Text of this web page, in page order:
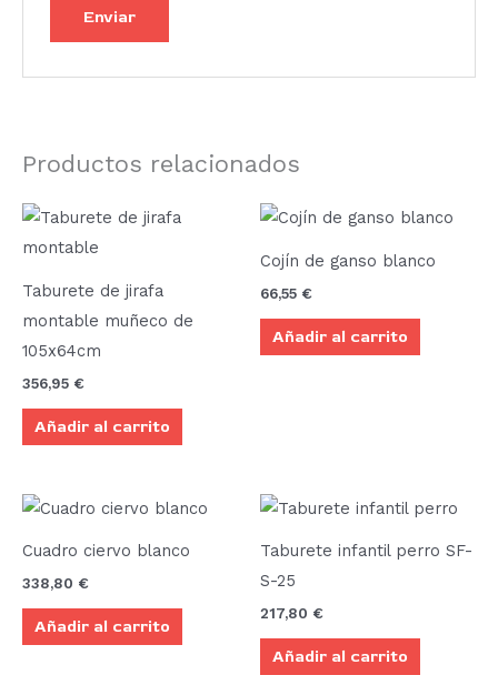
Productos relacionados
Taburete de jirafa
montable muñeco de
105x64cm
356,95 €
Añadir al carrito
Cojín de ganso blanco
66,55 €
Añadir al carrito
Cuadro ciervo blanco
338,80 €
Añadir al carrito
Taburete infantil perro SF-
S-25
217,80 €
Añadir al carrito